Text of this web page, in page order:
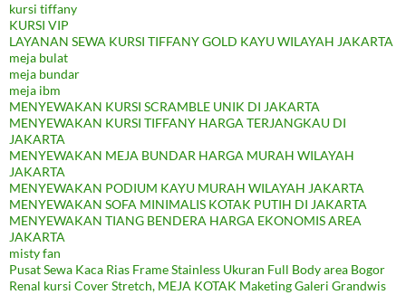
kursi tiffany
KURSI VIP
LAYANAN SEWA KURSI TIFFANY GOLD KAYU WILAYAH JAKARTA
meja bulat
meja bundar
meja ibm
MENYEWAKAN KURSI SCRAMBLE UNIK DI JAKARTA
MENYEWAKAN KURSI TIFFANY HARGA TERJANGKAU DI
JAKARTA
MENYEWAKAN MEJA BUNDAR HARGA MURAH WILAYAH
JAKARTA
MENYEWAKAN PODIUM KAYU MURAH WILAYAH JAKARTA
MENYEWAKAN SOFA MINIMALIS KOTAK PUTIH DI JAKARTA
MENYEWAKAN TIANG BENDERA HARGA EKONOMIS AREA
JAKARTA
misty fan
Pusat Sewa Kaca Rias Frame Stainless Ukuran Full Body area Bogor
Renal kursi Cover Stretch, MEJA KOTAK Maketing Galeri Grandwis